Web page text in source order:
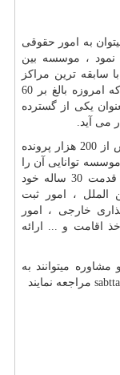
به امور حقوقی
نمود ، موسسه بین
سابقه ترین مراکز
امور ثبتی و حقوقی در کشور شناخته میشود که امروزه بالغ بر 60
داشته و بعنوان یکی از گسترده
می آید.
موسسه ثبتا از بدو تاسیس تا کنون توانسته بیش از 200 هزار پرونده
توانایی آن را
داشته که بواسطه پشتوانه سوابق درخشان و قدمت 30 ساله خود
الملل ، امور ثبت
خارجی ، امور
اقامت و ... ارائه
میتوانند به
مراجعه نمایند